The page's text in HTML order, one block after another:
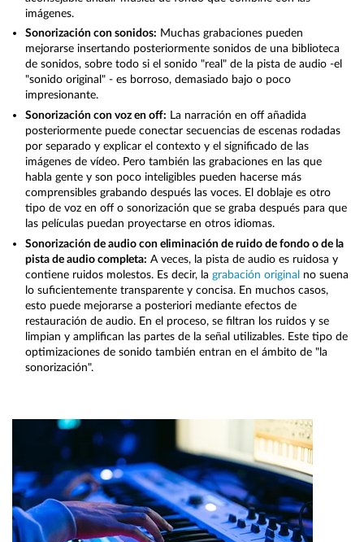
imágenes.
Sonorización con sonidos: Muchas grabaciones pueden
mejorarse insertando posteriormente sonidos de una biblioteca
de sonidos, sobre todo si el sonido "real" de la pista de audio -el
"sonido original" - es borroso, demasiado bajo o poco
impresionante.
Sonorización con voz en off: La narración en off añadida
posteriormente puede conectar secuencias de escenas rodadas
por separado y explicar el contexto y el significado de las
imágenes de vídeo. Pero también las grabaciones en las que
habla gente y son poco inteligibles pueden hacerse más
comprensibles grabando después las voces. El doblaje es otro
tipo de voz en off o sonorización que se graba después para que
las películas puedan proyectarse en otros idiomas.
Sonorización de audio con eliminación de ruido de fondo o de la
pista de audio completa: A veces, la pista de audio es ruidosa y
contiene ruidos molestos. Es decir, lagrabación original no suena
lo suficientemente transparente y concisa. En muchos casos,
esto puede mejorarse a posteriori mediante efectos de
restauración de audio. En el proceso, se filtran los ruidos y se
limpian y amplifican las partes de la señal utilizables. Este tipo de
optimizaciones de sonido también entran en el ámbito de "la
sonorización".